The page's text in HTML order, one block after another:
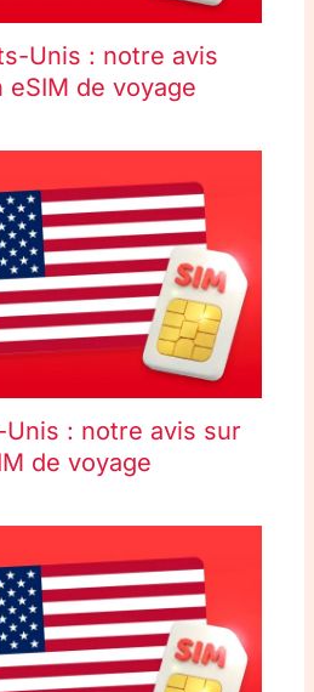
Unis : notre avis
eSIM de voyage
: notre avis sur
de voyage